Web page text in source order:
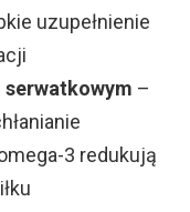
uzupełnienie
serwatkowym –
3 redukują